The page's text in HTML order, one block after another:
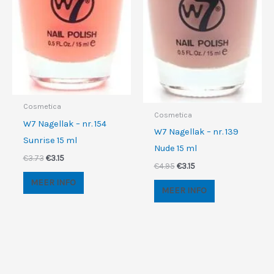
Cosmetica
W7 Nagellak – nr. 154
Sunrise 15 ml
€3.73 Oorspronkelijke
was:
€3.15Huidige
is:
MEER INFO
Cosmetica
W7 Nagellak – nr. 139
Nude 15 ml
€4.95 Oorspronkelijke
was:
€3.15Huidige
is:
MEER INFO